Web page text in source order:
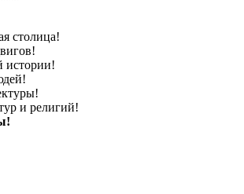
столица!
истории!
и религий!